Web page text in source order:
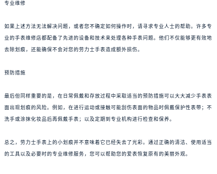
专业维修
如果上述方法无法解决问题，或者您不确定如何操作时，请寻求专业人士的帮助。许多专
业的手表维修店都配备了先进的设备和技术来处理各种手表问题。他们不仅能够更有效地
去除划痕，还能确保不会对您的劳力士手表造成额外损伤。
预防措施
最后但同样重要的是，在日常佩戴和存放过程中采取适当的预防措施可以大大减少手表表
面出现划痕的风险。例如，在进行运动或接触可能刮伤表面的物品时佩戴保护性表带；不
洗手或涂抹化妆品后再佩戴手表；以及定期到专业机构进行检查和保养。
总之，劳力士手表上的小划痕并不意味着它已经失去了光彩。通过正确的清洁、使用适当
的工具以及必要时的专业维修服务，您可以帮助您的爱表恢复原有的美丽外观。